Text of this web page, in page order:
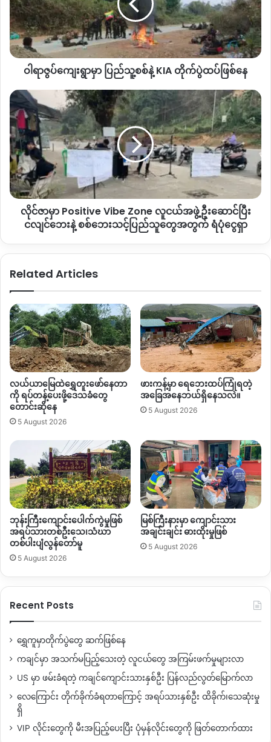
ဖမ်းဆီးခံရတဲ့ထဲမှာ အိမ်ထောင်သည် လူလတ်ပိုင်းလည်းပါဝင်ပြီး
အသက် ၃၀ ဝန်းကျင် အများဆုံးဖြစ်တယ်လို့ သိရပါတယ်။
မိုးညှင်းမြို့ဟာ မြစ်ကြီးနား
မန္တလေး ပြည်ထောင်စုလမ်းမ ပေါ်မှာ
တည်ရှိပြီး ခရိုင်ရုံးစိုက်ရာမြို့ဖြစ်ပြီး မိုးညှင်းမြို့နယ်၊ မိုးကောင်းမြို
နယ်၊ဖားကန့်မြို့နယ်ပါဝင်သလို ဒီနေရာတွေမှာSNA
ပူးပေါင်းတပ်၊
KPDFတပ်တို့အဓိက စစ်ရေးလှုပ်ရှားတဲ့ နေရာဖြစ်ပါတယ်။
ဒါကြောင့် စစ်တပ်အာဏာသိမ်းပြီးနောက် လက်ကိုင်နှစ်ဖက်တပ်
ဘက်က တပ်သားစုဆောင်းတာတွေ မကြာခနကြုံတွေ့နေကြရတာ
လည်းဖြစ်ပါတယ်။
မိုးညှင်းမြို့ ရွာသစ်ကုန်းရပ်ကွက်ရှိ တက္တသိုလ်လမ်းပေါ်က ဘိလီ
ယက်ဆိုင်ရယ် ဖူဆယ်ကွင်းရယ် နောင်စွန်းရပ်ကွက် အရှေ့စုရပ်
ကွက်က လူငယ်အများအပြား ခေါ်ဆောင်သွားတယ်လို့ သိရတယ်။
ကျေးရွာ
မှာ
ပြည်သူ့စစ်
နဲ့
KIA
တိုက်ပွဲ
ဖြစ်
နေ
ဝါရာဇွပ်ကျေးရွာမှာ ပြည်သူ့စစ်နဲ့ KIA တိုက်ပွဲထပ်ဖြစ်နေ
လိုင်
ဇာ
မှာ
Positive
Vibe
Zone
လူငယ်
အ
ဖွဲ့
ဆောင်
နဲ့
သင့်
ပြည်
သူ
တွေ
အတွက်
ရံပုံ
ငွေ
ရှာ
လိုင်ဇာမှာ Positive Vibe Zone လူငယ်အဖွဲ့ဦးဆောင်ပြီး
ငလျင်ဘေးနဲ့ စစ်ဘေးသင့်ပြည်သူတွေအတွက် ရံပုံငွေရှာ
Related Articles
လယ်ယာမြေထဲရွှေတူးဖော်နေတာ
ကို ရပ်တန့်ပေးဖို့ဒေသခံတွေ
တောင်းဆိုနေ
5 August 2026
ဖားကန့်မှာ ရေဘေးထပ်ကြုံရတဲ့
အခြေအနေဘယ်ရှိနေသလဲ။
5 August 2026
ဘုန်းကြီးကျောင်းပေါက်ကွဲမှုဖြစ်
အရပ်သားတစ်ဦးသေ၊သံဃာ
တစ်ပါးပျံလွန်တော်မူ
5 August 2026
မြစ်ကြီးနားမှာ ကျောင်းသား
အချင်းချင်း ဓားထိုးမှုဖြစ်
5 August 2026
Recent Posts
ရွှေကူမှာတိုက်ပွဲတွေ ဆက်ဖြစ်နေ
ကချင်မှာ အသက်မပြည့်သေးတဲ့ လူငယ်တွေ အကြမ်းဖက်မှုများလာ
US မှာ ဖမ်းခံရတဲ့ ကချင်ကျောင်းသားနှစ်ဦး ပြန်လည်လွတ်မြောက်လာ
လေကြောင်း တိုက်ခိုက်ခံရတာကြောင့် အရပ်သားနှစ်ဦး ထိခိုက်၊သေဆုံးမှု
ရှိ
VIP လိုင်းတွေကို မီးအပြည့်ပေးပြီး ပုံမှန်လိုင်းတွေကို ဖြတ်တောက်ထား